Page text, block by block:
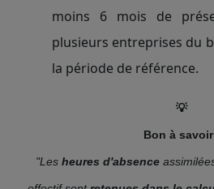
moins 6 mois de
plusieurs entreprises du
la période de référence.
💡
Bon à
"Les heures d'absence